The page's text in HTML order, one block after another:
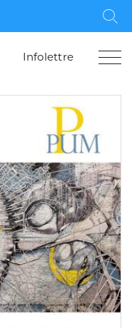
Infolettre